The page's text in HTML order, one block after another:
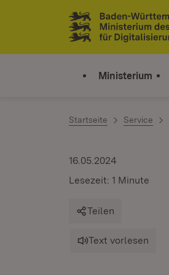
Zum Inhalt springen
Link zur Startseite
Ministerium
Startseite Service
16.05.2024
Lesezeit: 1 Minute
Teilen
Text vorlesen